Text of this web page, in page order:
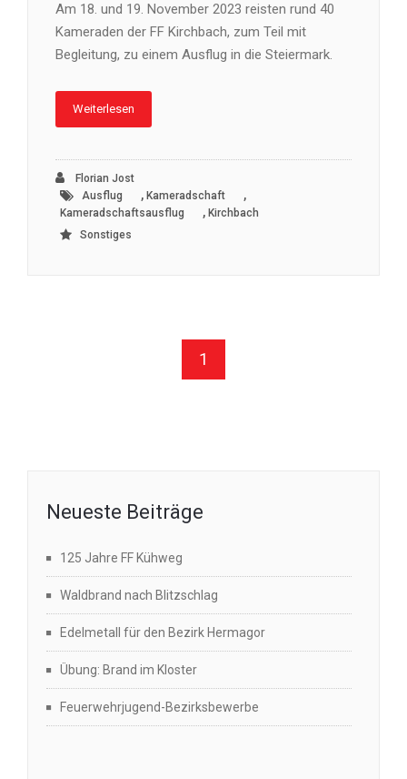
Am 18. und 19. November 2023 reisten rund 40
Kameraden der FF Kirchbach, zum Teil mit
Begleitung, zu einem Ausflug in die Steiermark.
Weiterlesen
Florian Jost
Ausflug
, Kameradschaft ,
Kameradschaftsausflug , Kirchbach
Sonstiges
1
Neueste Beiträge
125 Jahre FF Kühweg
Waldbrand nach Blitzschlag
Edelmetall für den Bezirk Hermagor
Übung: Brand im Kloster
Feuerwehrjugend-Bezirksbewerbe